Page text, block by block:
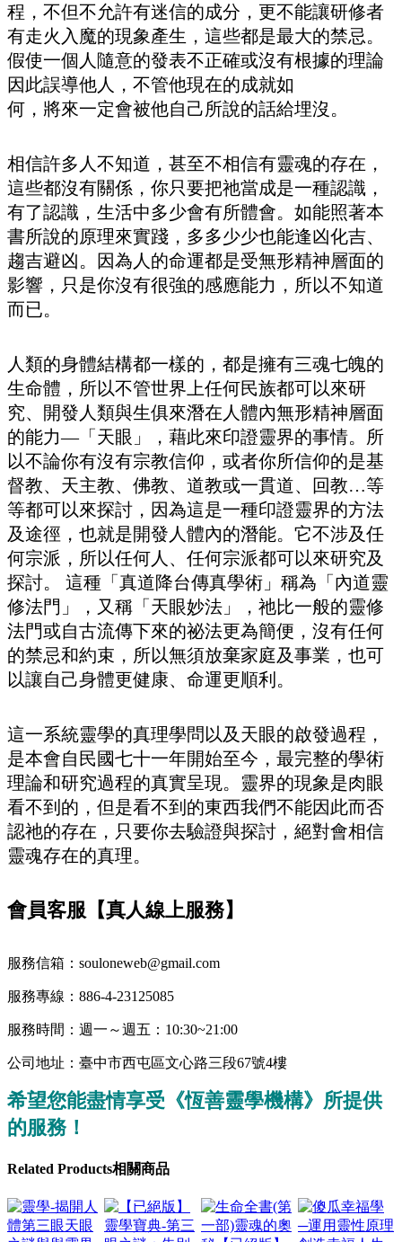
程，不但不允許有迷信的成分，更不能讓研修者
有走火入魔的現象產生，這些都是最大的禁忌。
假使一個人隨意的發表不正確或沒有根據的理論
因此誤導他人，不管他現在的成就如
何，將來一定會被他自己所說的話給埋沒。
相信許多人不知道，甚至不相信有靈魂的存在，
這些都沒有關係，你只要把祂當成是一種認識，
有了認識，生活中多少會有所體會。如能照著本
書所說的原理來實踐，多多少少也能逢凶化吉、
趨吉避凶。因為人的命運都是受無形精神層面的
影響，只是你沒有很強的感應能力，所以不知道
而已。
人類的身體結構都一樣的，都是擁有三魂七魄的
生命體，所以不管世界上任何民族都可以來研
究、開發人類與生俱來潛在人體內無形精神層面
的能力—「天眼」，藉此來印證靈界的事情。所
以不論你有沒有宗教信仰，或者你所信仰的是基
督教、天主教、佛教、道教或一貫道、回教…等
等都可以來探討，因為這是一種印證靈界的方法
及途徑，也就是開發人體內的潛能。它不涉及任
何宗派，所以任何人、任何宗派都可以來研究及
探討。 這種「真道降台傳真學術」稱為「內道靈
修法門」，又稱「天眼妙法」，祂比一般的靈修
法門或自古流傳下來的祕法更為簡便，沒有任何
的禁忌和約束，所以無須放棄家庭及事業，也可
以讓自己身體更健康、命運更順利。
這一系統靈學的真理學問以及天眼的啟發過程，
是本會自民國七十一年開始至今，最完整的學術
理論和研究過程的真實呈現。靈界的現象是肉眼
看不到的，但是看不到的東西我們不能因此而否
認祂的存在，只要你去驗證與探討，絕對會相信
靈魂存在的真理。
會員客服【真人線上服務】
服務信箱：souloneweb@gmail.com
服務專線：886-4-23125085
服務時間：週一～週五：10:30~21:00
公司地址：臺中市西屯區文心路三段67號4樓
希望您能盡情享受《恆善靈學機構》所提供
的服務！
Related Products相關商品